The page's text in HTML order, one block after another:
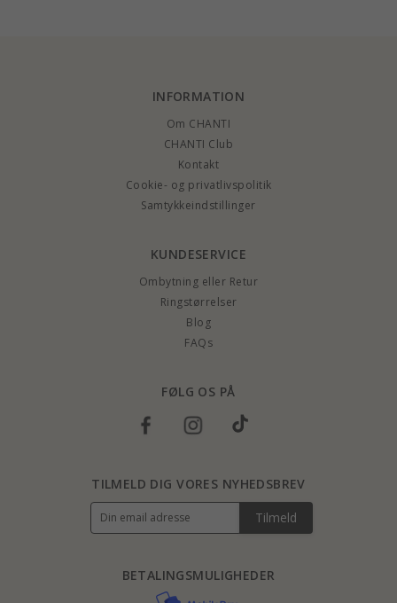
INFORMATION
Om CHANTI
CHANTI Club
Kontakt
Cookie- og privatlivspolitik
Samtykkeindstillinger
KUNDESERVICE
Ombytning eller Retur
Ringstørrelser
Blog
FAQs
FØLG OS PÅ
BETALINGSMULIGHEDER
TILMELD DIG VORES NYHEDSBREV
Tilmeld